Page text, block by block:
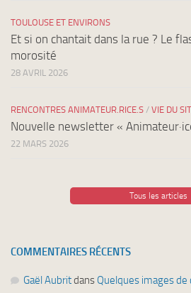
TOULOUSE ET ENVIRONS
Et si on chantait dans la rue ? Le
morosité
28 AVRIL 2026
RENCONTRES ANIMATEUR.RICE.S / VIE DU
Nouvelle newsletter «
22 MARS 2026
Tous les articles
COMMENTAIRES RÉCENTS
Gaël Aubritdans Quelques images de